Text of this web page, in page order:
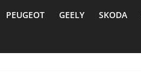
PEUGEOT GEELY SKODA